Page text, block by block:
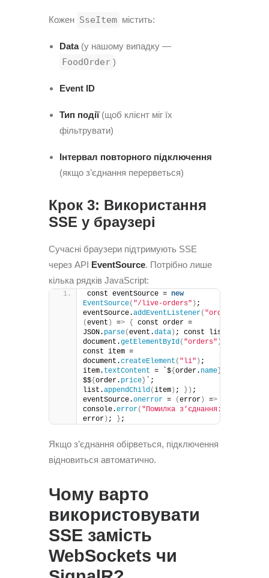
Кожен SseItem містить:
Data(у нашому випадку —
FoodOrder )
Event ID
Тип події(щоб клієнт міг їх
фільтрувати)
Інтервал повторного підключення
(якщо з’єднання перерветься)
Крок 3: Використання
SSE у браузері
Сучасні браузери підтримують SSE
через API EventSource. Потрібно лише
кілька рядків JavaScript:
const eventSource = new
EventSource( "/live-orders" ) ;
eventSource.addEventListener( "order"
(event ) => {
const order =
JSON. parse(event.data ) ; const list =
document.getElementById( "orders" )
const item =
document.createElement ( "li" ) ;
item. textContent = `${ order. name }
$${ order. price } `;
list.appendChild(item ) ; }) ;
eventSource.onerror = (error ) =>
console.error( "Помилка з’єднання:"
error ) ; } ;
Якщо з’єднання обірветься, підключення
відновиться автоматично.
Чому варто
використовувати
SSE замість
WebSockets чи